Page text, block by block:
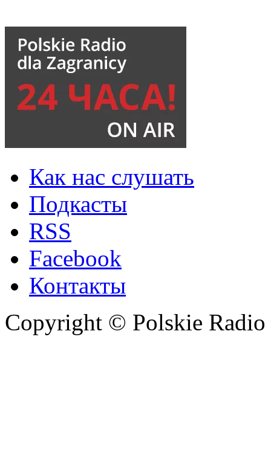
Как нас слушать
Подкасты
RSS
Facebook
Контакты
Copyright © Polskie